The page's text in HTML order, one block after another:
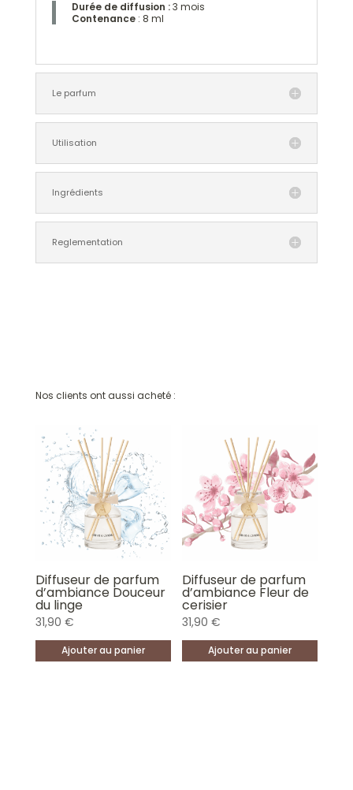
Durée de diffusion :3 mois
Contenance: 8 ml
Le parfum
Utilisation
Ingrédients
Reglementation
Nos clients ont aussi acheté :
Diffuseur de parfum
d’ambiance Douceur
du linge
31,90 €
Ajouter au panier
Diffuseur de parfum
d’ambiance Fleur de
cerisier
31,90€
Ajouter au panier